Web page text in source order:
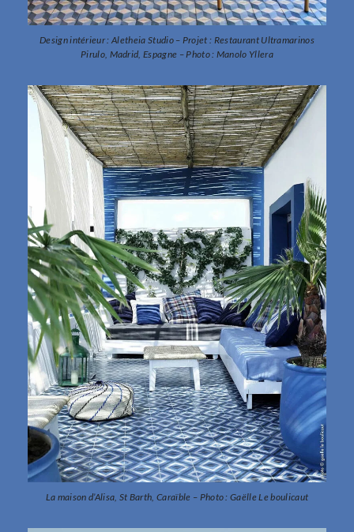
Design intérieur : Aletheia Studio – Projet : Restaurant Ultramarinos
Pirulo, Madrid, Espagne – Photo : Manolo Yllera
La maison d’Alisa, St Barth, Caraïble – Photo : Gaëlle Le boulicaut